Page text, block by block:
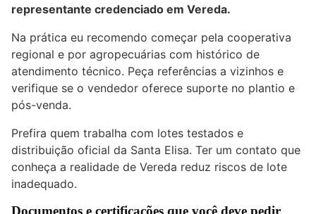
representante credenciado em Vereda.
Na prática eu recomendo começar pela cooperativa
regional e por agropecuárias com histórico de
atendimento técnico. Peça referências a vizinhos e
verifique se o vendedor oferece suporte no plantio e
pós-venda.
Prefira quem trabalha com lotes testados e
distribuição oficial da Santa Elisa. Ter um contato que
conheça a realidade de Vereda reduz riscos de lote
inadequado.
Documentos e certificações que você deve pedir